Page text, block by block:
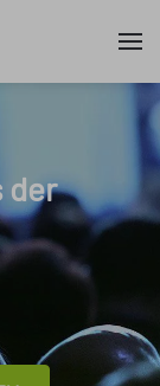
der